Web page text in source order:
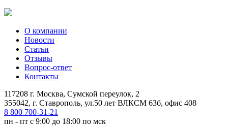
О компании
Новости
Статьи
Отзывы
Вопрос-ответ
Контакты
117208 г. Москва, Сумской переулок, 2
355042, г. Ставрополь, ул.50 лет ВЛКСМ 63б, офис 408
8 800 700-31-21
пн - пт с 9:00 до 18:00 по мск